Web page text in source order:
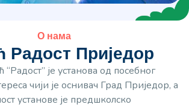
О нама
Радост Приједор
“Радост” је установа од посебног
чији је оснивач Град Приједор, а
установе је предшколско